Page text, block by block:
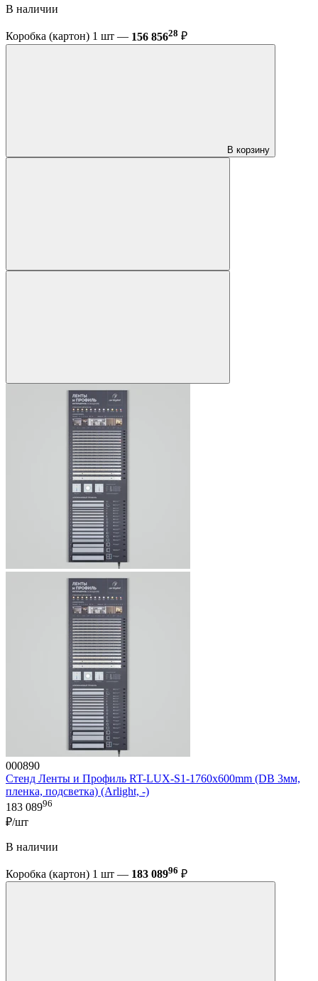
В наличии
Коробка (картон) 1 шт — 156 85628 ₽
В корзину
000890
Стенд Ленты и Профиль RT-LUX-S1-1760x600mm (DB 3мм,
пленка, подсветка) (Arlight, -)
183 08996
₽/шт
В наличии
Коробка (картон) 1 шт — 183 08996 ₽